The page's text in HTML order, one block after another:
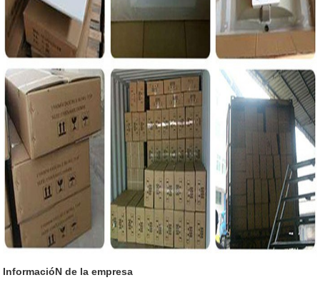
InformacióN de la empresa